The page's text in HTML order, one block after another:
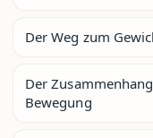
Der Weg zum
Der
Bewegung